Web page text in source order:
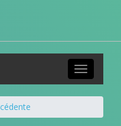
Toggle
navigation